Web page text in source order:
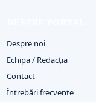
Despre noi
Echipa / Redacția
Contact
Întrebări frecvente